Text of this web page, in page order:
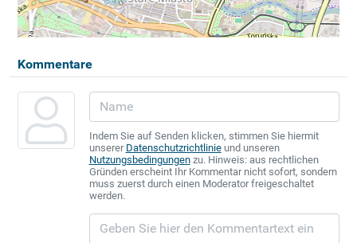
Kommentare
Indem Sie auf Senden klicken, stimmen Sie hiermit
unserer Datenschutzrichtlinieund unseren
Nutzungsbedingungenzu. Hinweis: aus rechtlichen
Gründen erscheint Ihr Kommentar nicht sofort, sondern
muss zuerst durch einen Moderator freigeschaltet
werden.